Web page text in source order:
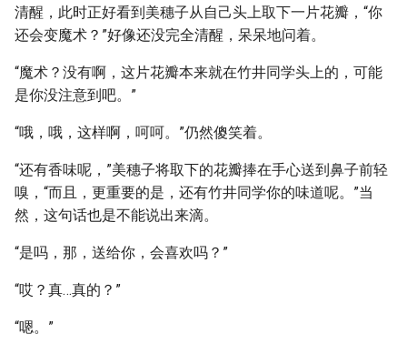
清醒，此时正好看到美穗子从自己头上取下一片花瓣，“你
还会变魔术？”好像还没完全清醒，呆呆地问着。
“魔术？没有啊，这片花瓣本来就在竹井同学头上的，可能
是你没注意到吧。”
“哦，哦，这样啊，呵呵。”仍然傻笑着。
“还有香味呢，”美穗子将取下的花瓣捧在手心送到鼻子前轻
嗅，“而且，更重要的是，还有竹井同学你的味道呢。”当
然，这句话也是不能说出来滴。
“是吗，那，送给你，会喜欢吗？”
“哎？真…真的？”
“嗯。”